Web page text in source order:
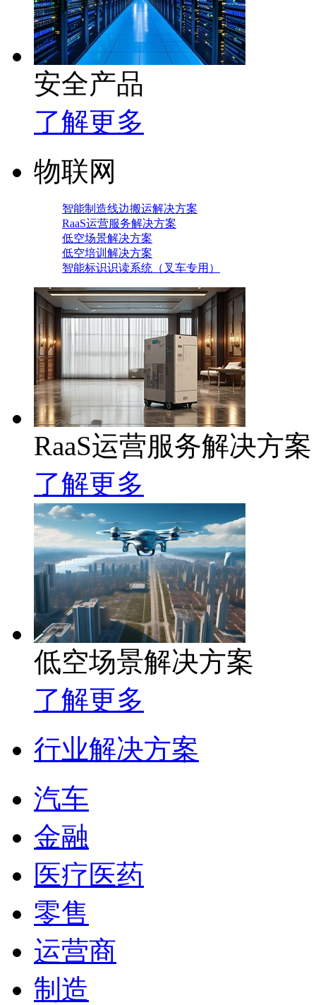
安全产品
了解更多
物联网
智能制造线边搬运解决方案
RaaS运营服务解决方案
低空场景解决方案
低空培训解决方案
智能标识识读系统（叉车专用）
RaaS运营服务解决方案
了解更多
低空场景解决方案
了解更多
行业解决方案
汽车
金融
医疗医药
零售
运营商
制造